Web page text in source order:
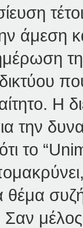
άμεση
Η
την
το
θέμα
Σαν